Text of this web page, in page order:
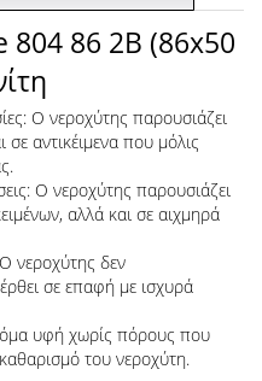
86 2B (86x50
Ο νεροχύτης παρουσιάζει
αντικέιμενα που μόλις
Ο νεροχύτης παρουσιάζει
αλλά και σε αιχμηρά
νεροχύτης δεν
σε επαφή με ισχυρά
υφή χωρίς πόρους που
του νεροχύτη.